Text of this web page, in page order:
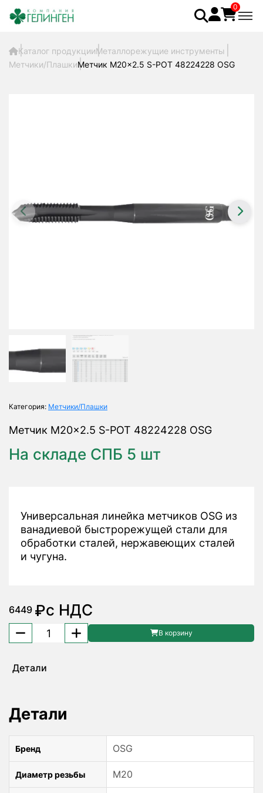
0
Каталог продукцииМеталлорежущие инструменты
Метчики/ПлашкиМетчик M20x2.5 S-POT 48224228 OSG
Категория: Метчики/Плашки
Метчик M20x2.5 S-POT 48224228 OSG
На складе СПБ 5 шт
Универсальная линейка метчиков OSG из
ванадиевой быстрорежущей стали для
обработки сталей, нержавеющих сталей
и чугуна.
6449 ₽с НДС
Количество
товара
M20x2.5
48224228
OSG
В корзину
Детали
Детали
Бренд OSG
Диаметр резьбы M20